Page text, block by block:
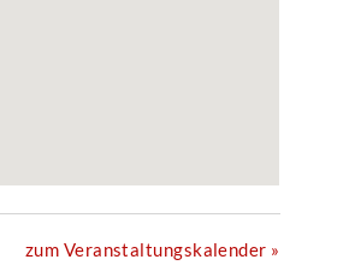
zum Veranstaltungskalender »